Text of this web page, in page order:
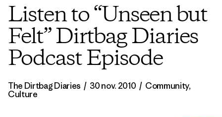
Listen to “Unseen but
Felt” Dirtbag Diaries
Podcast Episode
The Dirtbag Diaries / 30 nov. 2010 / Community,
Culture